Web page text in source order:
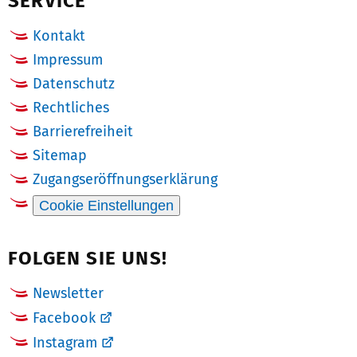
Kontakt
Impressum
Datenschutz
Rechtliches
Barrierefreiheit
Sitemap
Zugangseröffnungserklärung
Cookie Einstellungen
FOLGEN SIE UNS!
Newsletter
Facebook
Instagram